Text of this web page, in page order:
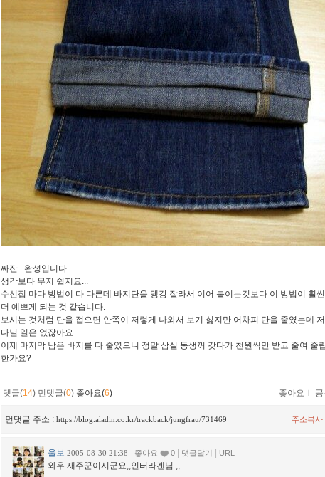
짜잔.. 완성입니다..
생각보다 무지 쉽지요...
수선집 마다 방법이 다 다른데 바지단을 댕강 잘라서 이어 붙이는것보다 이 방법이 훨
더 예쁘게 되는 것 같습니다.
보시는 것처럼 단을 접으면 안쪽이 저렇게 나와서 보기 싫지만 어차피 단을 줄였는데
다닐 일은 없잖아요....
이제 마지막 남은 바지를 다 줄였으니 정말 삼실 동생꺼 갖다가 천원씩만 받고 줄여
한가요?
댓글(14) 먼댓글(0) 좋아요(6) 좋아요 ｌ 공
먼댓글 주소 : https://blog.aladin.co.kr/trackback/jungfrau/731469 주소복사
울보 2005-08-30 21:38 좋아요 0 댓글달기 URL
와우 재주꾼이시군요,,인터라겐님 ,,